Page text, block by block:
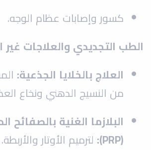
كسور وإصابات عظام الوجه.
الطب التجديدي والعلاجات غير
العلاج بالخلايا الجذعية:
من النسيج الدهني ونخاع
البلازما الغنية بالصفائح
(PRP):
لترميم الأوتار والأربطة.